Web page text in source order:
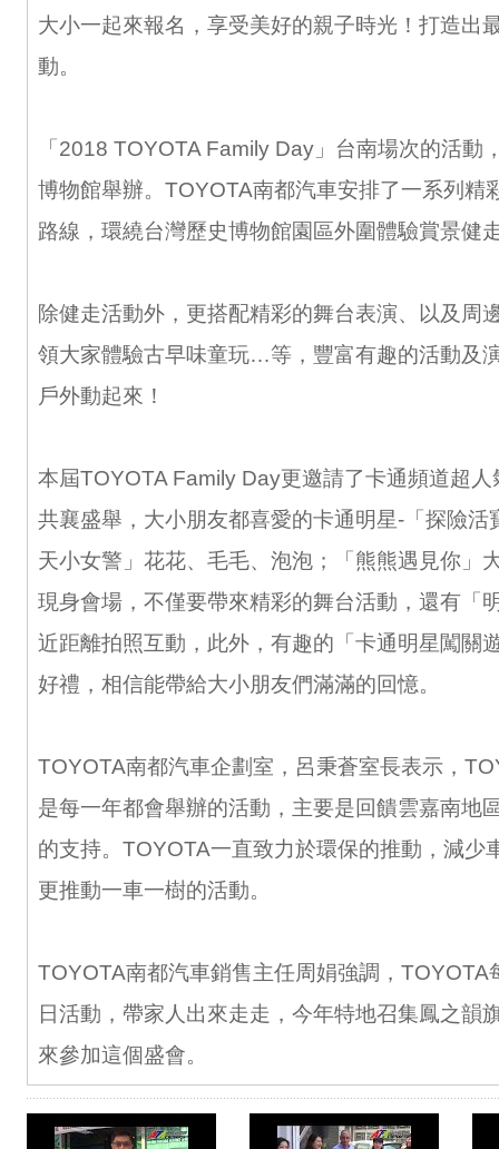
大小一起來報名，享受美好的親子時光！打造出
動。
「2018 TOYOTA Family Day」台南場次的活動
博物館舉辦。TOYOTA南都汽車安排了一系列精
路線，環繞台灣歷史博物館園區外圍體驗賞景健
除健走活動外，更搭配精彩的舞台表演、以及周
領大家體驗古早味童玩…等，豐富有趣的活動及
戶外動起來！
本屆TOYOTA Family Day更邀請了卡通頻道超
共襄盛舉，大小朋友都喜愛的卡通明星-「探險活
天小女警」花花、毛毛、泡泡；「熊熊遇見你」
現身會場，不僅要帶來精彩的舞台活動，還有「
近距離拍照互動，此外，有趣的「卡通明星闖關
好禮，相信能帶給大小朋友們滿滿的回憶。
TOYOTA南都汽車企劃室，呂秉蒼室長表示，
是每一年都會舉辦的活動，主要是回饋雲嘉南地
的支持。TOYOTA一直致力於環保的推動，減少
更推動一車一樹的活動。
TOYOTA南都汽車銷售主任周娟強調，TOYOTA
日活動，帶家人出來走走，今年特地召集鳳之韻
來參加這個盛會。